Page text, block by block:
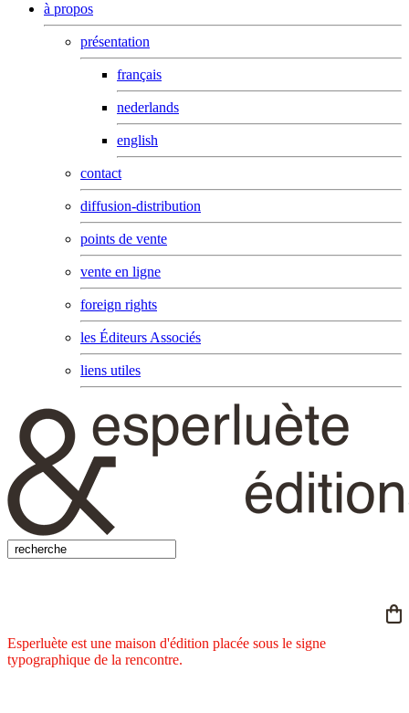
à propos
présentation
français
nederlands
english
contact
diffusion-distribution
points de vente
vente en ligne
foreign rights
les Éditeurs Associés
liens utiles
Esperluète est une maison d'édition placée sous le signe
typographique de la rencontre.